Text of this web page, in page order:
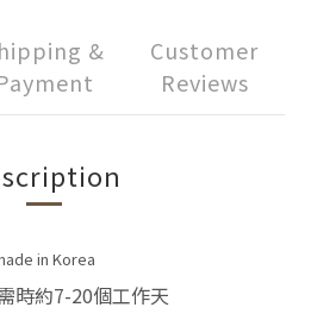
&
Customer
Reviews
in Korea
時約7-20個工作天